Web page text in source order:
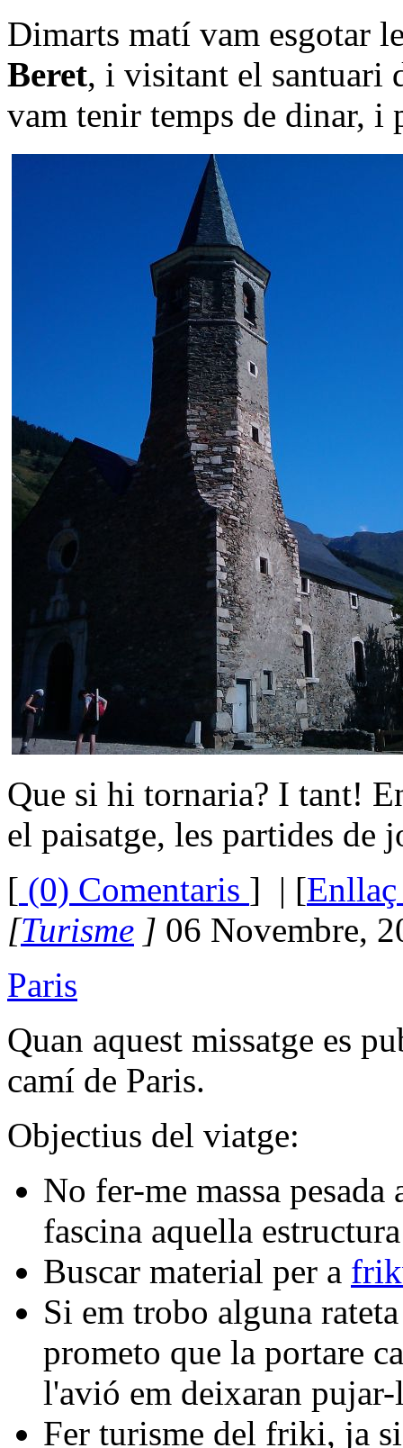
Dimarts matí vam esgotar
Beret, i visitant el santuari
vam tenir temps de dinar, i
Que si hi tornaria? I tant!
el paisatge, les partides de
[ (0) Comentaris ] | [Enllaç
[Turisme ] 06 Novembre,
Paris
Quan aquest missatge es
camí de Paris.
Objectius del viatge:
No fer-me massa
fascina aquella
Buscar material per a
Si em trobo alguna
prometo que la portare
l'avió em deixaran pujar-
Fer turisme del friki, ja